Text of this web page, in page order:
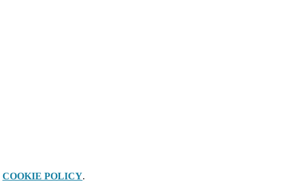
COOKIE POLICY.